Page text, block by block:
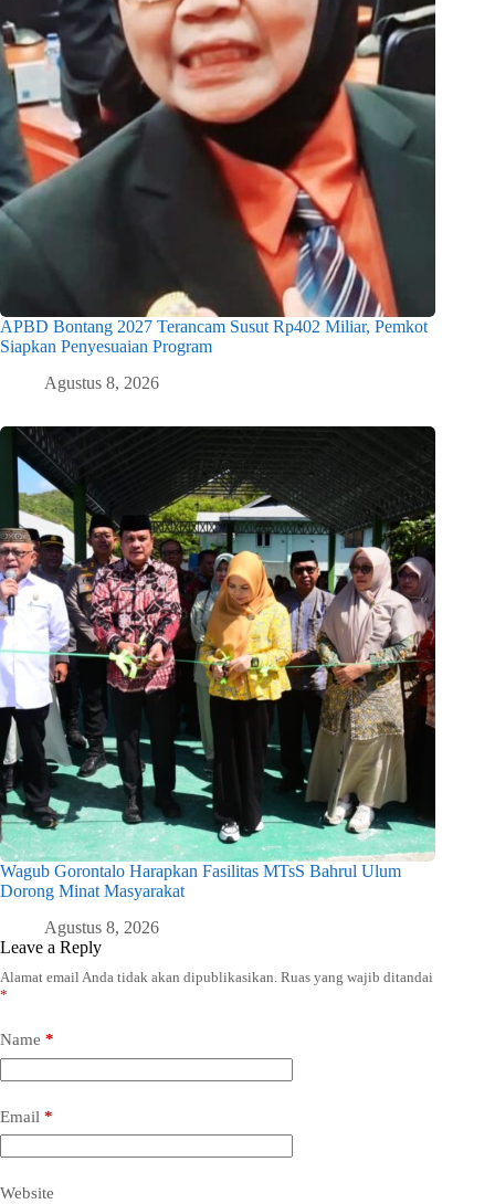
APBD Bontang 2027 Terancam Susut Rp402 Miliar, Pemkot
Siapkan Penyesuaian Program
Agustus 8, 2026
Wagub Gorontalo Harapkan Fasilitas MTsS Bahrul Ulum
Dorong Minat Masyarakat
Agustus 8, 2026
Leave a Reply
Alamat email Anda tidak akan dipublikasikan. Ruas yang wajib ditandai
*
Name *
Email *
Website